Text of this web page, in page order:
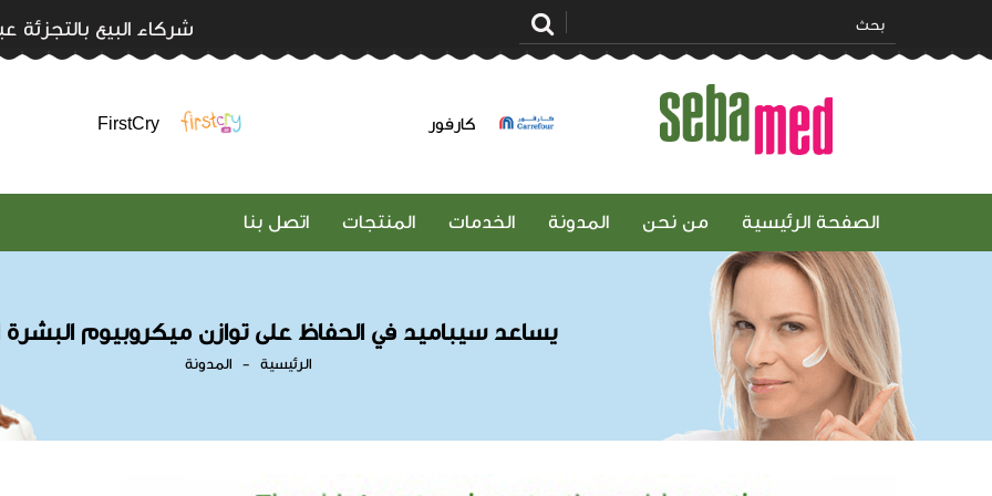
شركاء البيع بالتجزئة
FirstCry كارفور ممزورلد
الصفحة الرئيسية من نحن المدونة الخدمات المنتجات اتصل بنا
يساعد سيباميد في الحفاظ على توازن ميكروبيوم
الرئيسية المدونة